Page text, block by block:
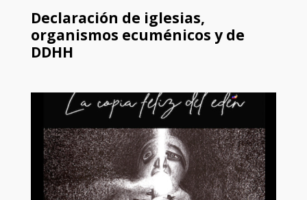
Declaración de iglesias,
organismos ecuménicos y de
DDHH